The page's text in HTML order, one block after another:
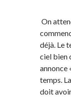
On
déjà. Le
ciel bien
annonce
temps.
doit